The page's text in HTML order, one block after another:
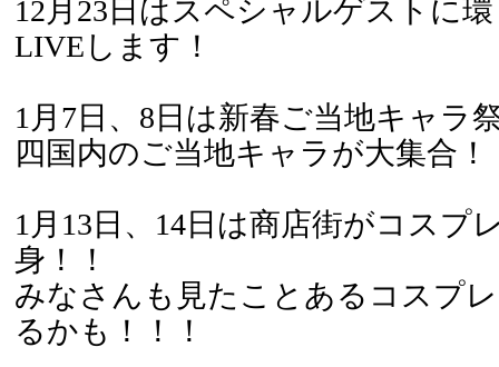
12月23日はスペシャルゲストに
LIVEします！
1月7日、8日は新春ご当地キャラ
四国内のご当地キャラが大集合！
1月13日、14日は商店街がコスプ
身！！
みなさんも見たことあるコスプ
るかも！！！